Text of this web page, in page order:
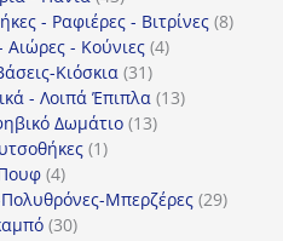
προϊόντα
- Ραφιέρες - Βιτρίνες 88
- Κούνιες 44
Κιόσκια 3131
προϊόντα
- Λοιπά Έπιπλα 1313
Δωμάτιο 1313
11
44
προϊόνταΜπερζέρες 2929
3030